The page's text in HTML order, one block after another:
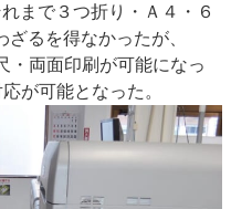
まで３つ折り・Ａ４・６
るを得なかったが、
・両面印刷が可能になっ
が可能となった。